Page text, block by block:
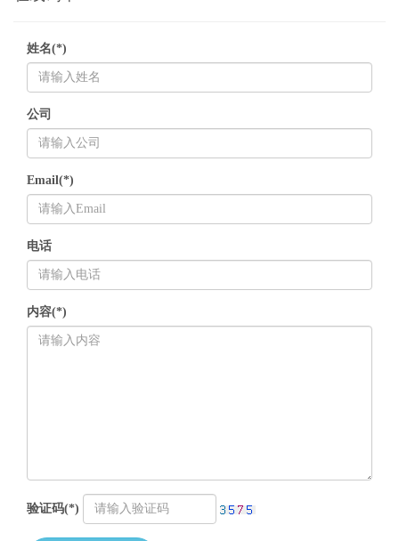
姓名(*)
公司
Email(*)
电话
内容(*)
验证码(*)